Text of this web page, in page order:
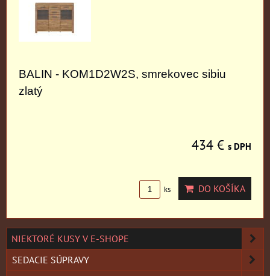
BALIN - KOM1D2W2S, smrekovec sibiu
zlatý
434 € s DPH
ks DO KOŠÍKA
NIEKTORÉ KUSY V E-SHOPE
SEDACIE SÚPRAVY